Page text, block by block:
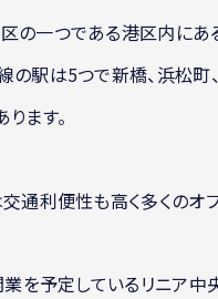
の一つである港区内にあ
駅は5つで新橋、浜松町
ます。
通利便性も高く多くのオ
を予定しているリニア